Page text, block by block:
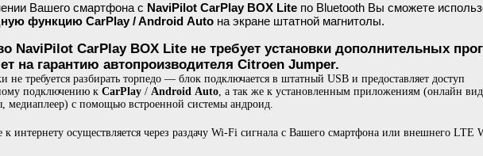
Вашего смартфона с NaviPilot CarPlay BOX Lite по Bluetooth Вы сможете
функцию CarPlay / Android Auto на экране штатной магнитолы.
NaviPilot CarPlay BOX Lite не требует установки дополнительных
на гарантию автопроизводителя Citroen Jumper.
не требуется разбирать торпедо — блок подключается в штатный USB и предоставляет доступ
подключению к CarPlay / Android Auto, а так же к установленным приложениям (онлайн
медиаплеер) с помощью встроенной системы андроид.
интернету осуществляется через раздачу Wi-Fi сигнала с Вашего смартфона или внешнего LTE